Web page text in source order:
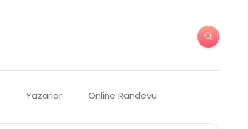
Yazarlar Online Randevu